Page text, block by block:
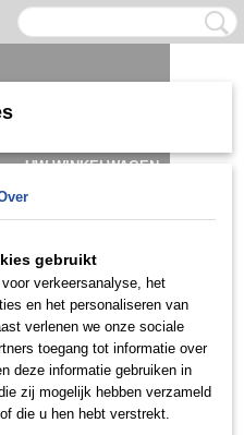
UW WINKELWAGEN
> OGDH008
gebruikt
verkeersanalyse, het
en het personaliseren van
verlenen we onze sociale
toegang tot informatie over
deze informatie gebruiken in
zij mogelijk hebben verzameld
die u hen hebt verstrekt.